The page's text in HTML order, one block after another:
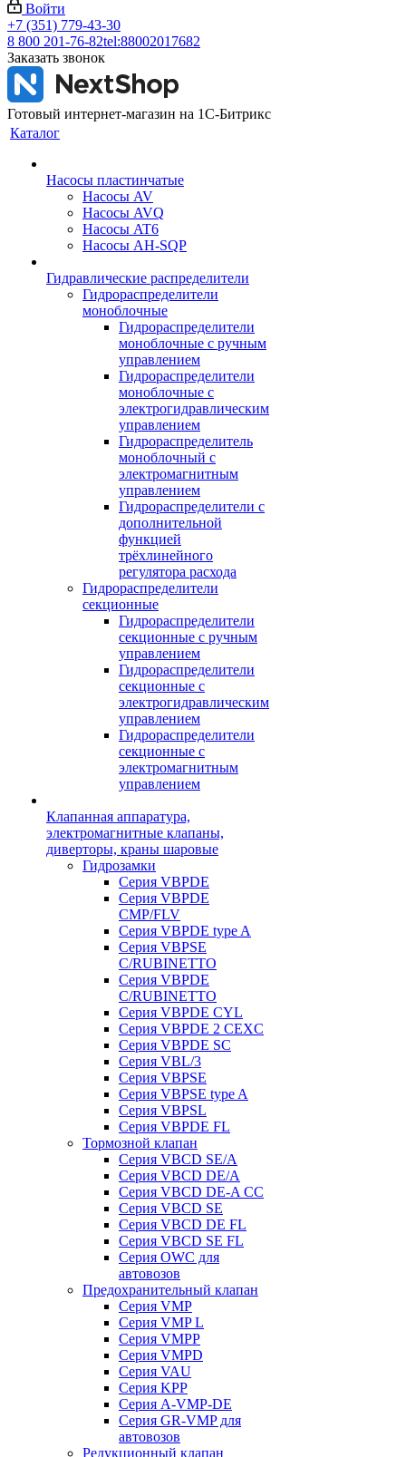
Войти
+7 (351) 779-43-30
8 800 201-76-82tel:88002017682
Заказать звонок
Готовый интернет-магазин на 1С-Битрикс
Каталог
Насосы пластинчатые
Насосы AV
Насосы AVQ
Насосы AT6
Насосы AH-SQP
Гидравлические распределители
Гидрораспределители
моноблочные
Гидрораспределители
моноблочные с ручным
управлением
Гидрораспределители
моноблочные с
электрогидравлическим
управлением
Гидрораспределитель
моноблочный с
электромагнитным
управлением
Гидрораспределители с
дополнительной
функцией
трёхлинейного
регулятора расхода
Гидрораспределители
секционные
Гидрораспределители
секционные с ручным
управлением
Гидрораспределители
секционные с
электрогидравлическим
управлением
Гидрораспределители
секционные с
электромагнитным
управлением
Клапанная аппаратура,
электромагнитные клапаны,
диверторы, краны шаровые
Гидрозамки
Серия VBPDE
Серия VBPDE
CMP/FLV
Серия VBPDE type A
Серия VBPSE
C/RUBINETTO
Серия VBPDE
C/RUBINETTO
Серия VBPDE CYL
Серия VBPDE 2 CEXC
Серия VBPDE SC
Серия VBL/3
Серия VBPSE
Серия VBPSE type A
Серия VBPSL
Серия VBPDE FL
Тормозной клапан
Серия VBCD SE/A
Серия VBCD DE/A
Серия VBCD DE-A CC
Серия VBCD SE
Серия VBCD DE FL
Серия VBCD SE FL
Серия OWC для
автовозов
Предохранительный клапан
Серия VMP
Серия VMP L
Серия VMPP
Серия VMPD
Серия VAU
Серия KPP
Серия A-VMP-DE
Серия GR-VMP для
автовозов
Редукционный клапан